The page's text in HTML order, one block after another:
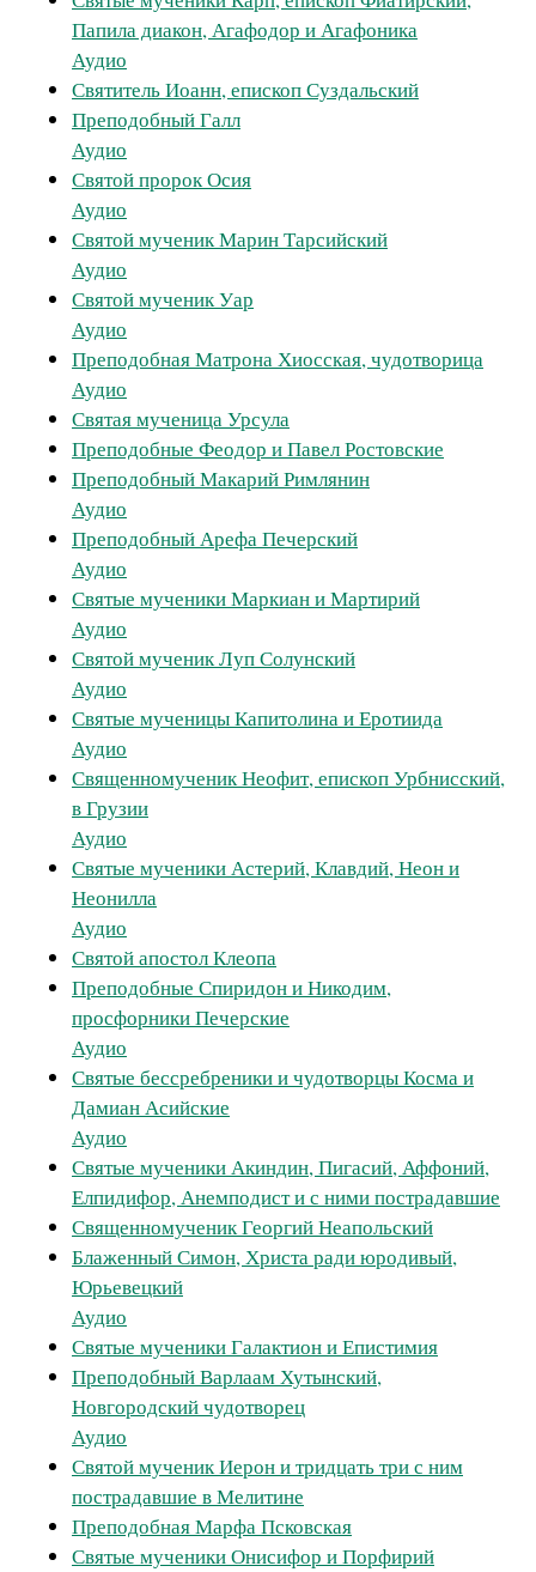
Папила диакон, Агафодор и Агафоника
Аудио
Святитель Иоанн, епископ Суздальский
Преподобный Галл
Аудио
Святой пророк Осия
Аудио
Святой мученик Марин Тарсийский
Аудио
Святой мученик Уар
Аудио
Преподобная Матрона Хиосская, чудотворица
Аудио
Святая мученица Урсула
Преподобные Феодор и Павел Ростовские
Преподобный Макарий Римлянин
Аудио
Преподобный Арефа Печерский
Аудио
Святые мученики Маркиан и Мартирий
Аудио
Святой мученик Луп Солунский
Аудио
Святые мученицы Капитолина и Еротиида
Аудио
Священномученик Неофит, епископ Урбнисский,
в Грузии
Аудио
Святые мученики Астерий, Клавдий, Неон и
Неонилла
Аудио
Святой апостол Клеопа
Преподобные Спиридон и Никодим,
просфорники Печерские
Аудио
Святые бессребреники и чудотворцы Косма и
Дамиан Асийские
Аудио
Святые мученики Акиндин, Пигасий, Аффоний,
Елпидифор, Анемподист и с ними пострадавшие
Священномученик Георгий Неапольский
Блаженный Симон, Христа ради юродивый,
Юрьевецкий
Аудио
Святые мученики Галактион и Епистимия
Преподобный Варлаам Хутынский,
Новгородский чудотворец
Аудио
Святой мученик Иерон и тридцать три с ним
пострадавшие в Мелитине
Преподобная Марфа Псковская
Святые мученики Онисифор и Порфирий